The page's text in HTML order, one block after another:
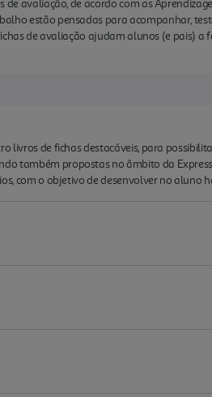
avaliação, de acordo com as
estão pensadas para acompanhar,
de avaliação ajudam alunos (e pais)
livros de fichas destacáveis, para
também propostas no âmbito da
com o objetivo de desenvolver no aluno